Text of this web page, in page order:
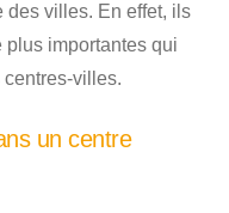
des villes. En effet, ils
plus importantes qui
centres-villes.
un centre